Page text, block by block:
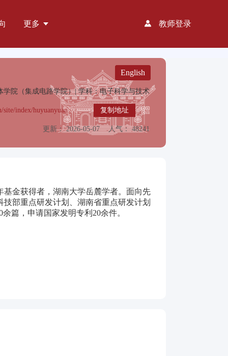
更多 教师登录
English
学院（集成电路学院）| 学科：电子科学与技术
site/index/huyuanyuan 复制地址
更新： 2026-05-07 人气： 48241
金获得者，湖南大学岳麓学者。面向先
部重点研发计划、湖南省重点研发计划
篇，申请国家发明专利20余件。